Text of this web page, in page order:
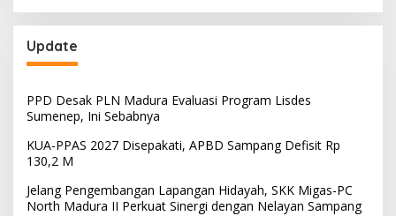
Update
PPD Desak PLN Madura Evaluasi Program Lisdes
Sumenep, Ini Sebabnya
KUA-PPAS 2027 Disepakati, APBD Sampang Defisit Rp
130,2 M
Jelang Pengembangan Lapangan Hidayah, SKK Migas-PC
North Madura II Perkuat Sinergi dengan Nelayan Sampang